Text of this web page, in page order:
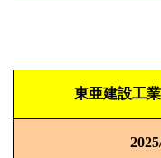
東亜建設工